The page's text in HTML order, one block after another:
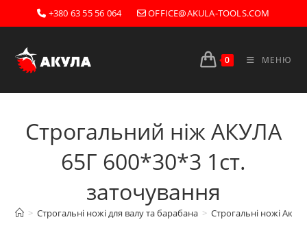
Перейти
до
+380 63 55 56 064 OFFICE@AKULA-TOOLS.COM
0 МЕНЮ
Строгальний ніж АКУЛА
65Г 600*30*3 1ст.
заточування
> Строгальні ножі для валу та барабана > Строгальні ножі